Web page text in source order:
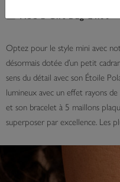
Add a Gift Bag £4.00
Optez pour le style mini avec
désormais dotée d’un petit
sens du détail avec son Étoile
lumineux avec un effet rayons
et son bracelet à 5 maillons
superposer par excellence. Les